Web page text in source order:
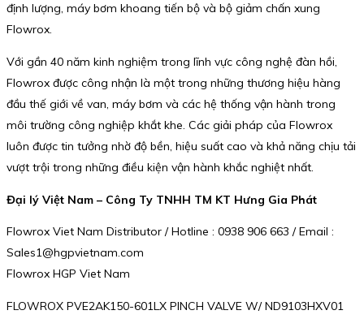
định lượng, máy bơm khoang tiến bộ và bộ giảm chấn xung
Flowrox.
Với gần 40 năm kinh nghiệm trong lĩnh vực công nghệ đàn hồi,
Flowrox được công nhận là một trong những thương hiệu hàng
đầu thế giới về van, máy bơm và các hệ thống vận hành trong
môi trường công nghiệp khắt khe. Các giải pháp của Flowrox
luôn được tin tưởng nhờ độ bền, hiệu suất cao và khả năng chịu tải
vượt trội trong những điều kiện vận hành khắc nghiệt nhất.
Đại lý Việt Nam – Công Ty TNHH TM KT Hưng Gia Phát
Flowrox Viet Nam Distributor / Hotline : 0938 906 663 / Email :
Sales1@hgpvietnam.com
Flowrox HGP Viet Nam
FLOWROX PVE2AK150-601LX PINCH VALVE W/ ND9103HXV01